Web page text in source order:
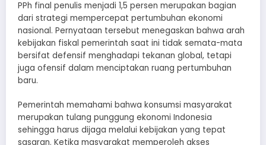
PPh final penulis menjadi 1,5 persen merupakan bagian
dari strategi mempercepat pertumbuhan ekonomi
nasional. Pernyataan tersebut menegaskan bahwa arah
kebijakan fiskal pemerintah saat ini tidak semata-mata
bersifat defensif menghadapi tekanan global, tetapi
juga ofensif dalam menciptakan ruang pertumbuhan
baru.
Pemerintah memahami bahwa konsumsi masyarakat
merupakan tulang punggung ekonomi Indonesia
sehingga harus dijaga melalui kebijakan yang tepat
sasaran. Ketika masyarakat memperoleh akses